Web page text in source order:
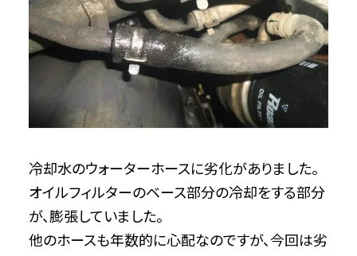
冷却水のウォーターホースに劣化がありました。
オイルフィルターのベース部分の冷却をする部分
が、膨張していました。
他のホースも年数的に心配なのですが、今回は劣